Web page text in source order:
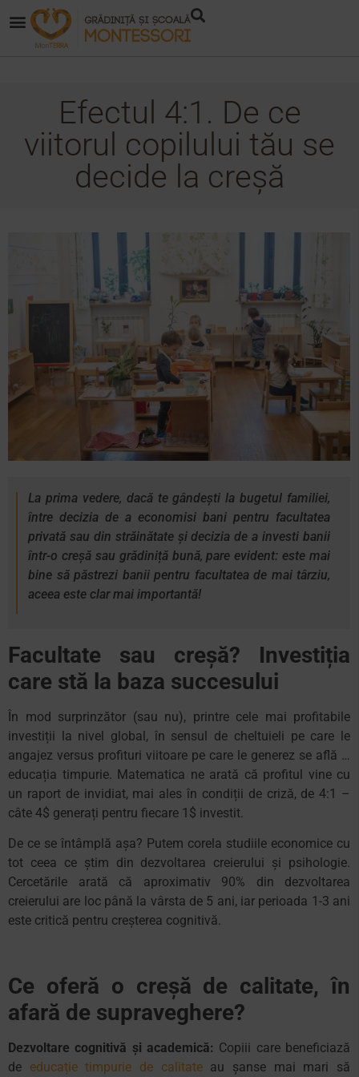
Efectul 4:1. De ce
viitorul copilului tău se
decide la creșă
La prima vedere, dacă te gândești la bugetul familiei,
între decizia de a economisi bani pentru facultatea
privată sau din străinătate și decizia de a investi banii
într-o creșă sau grădiniță bună, pare evident: este mai
bine să păstrezi banii pentru facultatea de mai târziu,
aceea este clar mai importantă!
Facultate sau creșă? Investiția
care stă la baza succesului
În mod surprinzător (sau nu), printre cele mai profitabile
investiții la nivel global, în sensul de cheltuieli pe care le
angajez versus profituri viitoare pe care le generez se află …
educația timpurie. Matematica ne arată că profitul vine cu
un raport de invidiat, mai ales în condiții de criză, de 4:1 –
câte 4$ generați pentru fiecare 1$ investit.
De ce se întâmplă așa? Putem corela studiile economice cu
tot ceea ce știm din dezvoltarea creierului și psihologie.
Cercetările arată că aproximativ 90% din dezvoltarea
creierului are loc până la vârsta de 5 ani, iar perioada 1-3 ani
este critică pentru creșterea cognitivă.
Ce oferă o creșă de calitate, în
afară de supraveghere?
Dezvoltare cognitivă și academică: Copiii care beneficiază
de educație timpurie de calitateau șanse mai mari să